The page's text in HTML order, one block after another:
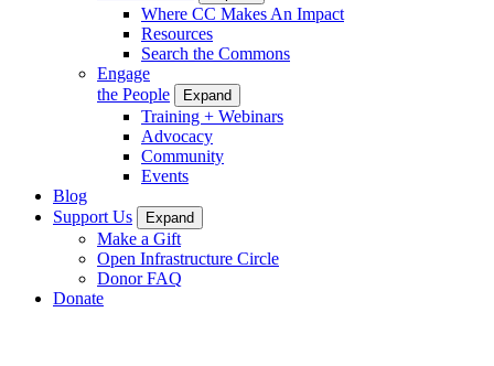
Where CC Makes An Impact
Resources
Search the Commons
Engage
the People
Expand
Training + Webinars
Advocacy
Community
Events
Blog
Support Us
Expand
Make a Gift
Open Infrastructure Circle
Donor FAQ
Donate